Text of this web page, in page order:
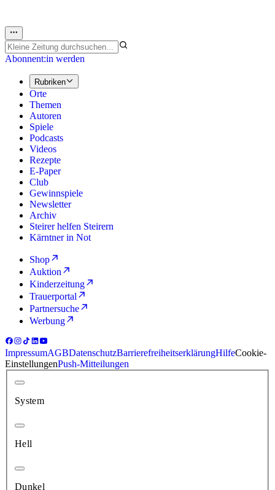
Abonnent:in werden
Rubriken
Orte
Themen
Autoren
Spiele
Podcasts
Videos
Rezepte
E-Paper
Club
Gewinnspiele
Newsletter
Archiv
Steirer helfen Steirern
Kärntner in Not
Shop
Auktion
Kinderzeitung
Trauerportal
Partnersuche
Werbung
ImpressumAGBDatenschutzBarrierefreiheitserklärungHilfeCookie-
EinstellungenPush-Mitteilungen
System
Hell
Dunkel